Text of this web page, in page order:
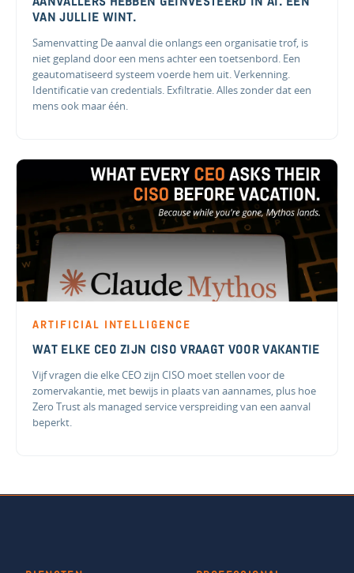
AANVALLERS HEBBEN GEÏNVESTEERD IN AI. EÉN
VAN JULLIE WINT.
Samenvatting De aanval die onlangs een organisatie trof, is
niet gepland door een mens achter een toetsenbord. Een
geautomatiseerd systeem voerde hem uit. Verkenning.
Identificatie van credentials. Exfiltratie. Alles zonder dat een
mens ook maar één.
ARTIFICIAL INTELLIGENCE
WAT ELKE CEO ZIJN CISO VRAAGT VOOR VAKANTIE
Vijf vragen die elke CEO zijn CISO moet stellen voor de
zomervakantie, met bewijs in plaats van aannames, plus hoe
Zero Trust als managed service verspreiding van een aanval
beperkt.